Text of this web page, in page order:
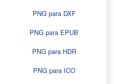
PNG para DXF
PNG para EPUB
PNG para HDR
PNG para ICO